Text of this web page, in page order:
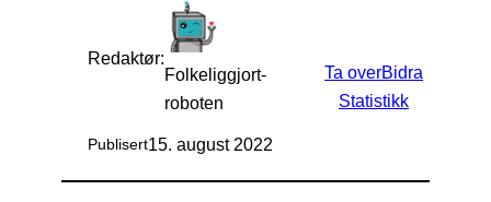
Redaktør:
Folkeliggjort-
roboten
Publisert15. august 2022
Ta overBidra
Statistikk